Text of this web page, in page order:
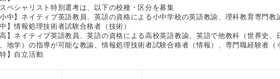
ペシャリスト特別選考は、以下の校種・区分を募集
小中】ネイティブ英語教員、英語の資格による小中学校の英語教諭、理科教育専門教
中】情報処理技術者試験合格者（技術）
高】ネイティブ英語教員、英語の資格による高校英語教諭、英語で他教科（世界史
地学）の指導が可能な教諭、情報処理技術者試験合格者（情報）、専門職経験者
特】自立活動